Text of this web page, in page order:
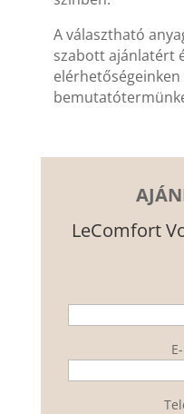
A választható
szabott ajánlatért
elérhetőségeinken
LeComfort